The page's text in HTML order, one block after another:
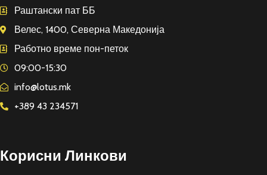
Раштански пат ББ
Велес, 1400, Северна Македонија
Работно време пон-петок
09:00-15:30
info@lotus.mk
+389 43 234571
Корисни Линкови